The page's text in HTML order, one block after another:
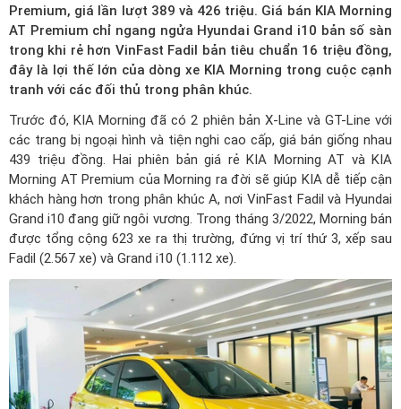
Premium, giá lần lượt 389 và 426 triệu. Giá bán KIA Morning
AT Premium chỉ ngang ngửa Hyundai Grand i10 bản số sàn
trong khi rẻ hơn VinFast Fadil bản tiêu chuẩn 16 triệu đồng,
đây là lợi thế lớn của dòng xe KIA Morning trong cuộc cạnh
tranh với các đối thủ trong phân khúc.
Trước đó, KIA Morning đã có 2 phiên bản X-Line và GT-Line với
các trang bị ngoại hình và tiện nghi cao cấp, giá bán giống nhau
439 triệu đồng. Hai phiên bản giá rẻ KIA Morning AT và KIA
Morning AT Premium của Morning ra đời sẽ giúp KIA dễ tiếp cận
khách hàng hơn trong phân khúc A, nơi VinFast Fadil và Hyundai
Grand i10 đang giữ ngôi vương. Trong tháng 3/2022, Morning bán
được tổng cộng 623 xe ra thị trường, đứng vị trí thứ 3, xếp sau
Fadil (2.567 xe) và Grand i10 (1.112 xe).